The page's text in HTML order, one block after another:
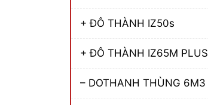
+ ĐÔ THÀNH IZ50s
+ ĐÔ THÀNH IZ65M PLUS
– DOTHANH THÙNG 6M3